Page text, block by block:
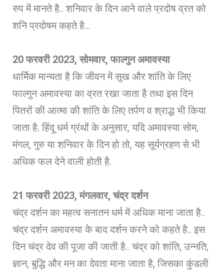
रुप में मानते है.. शनिवार के दिन आने वाले प्रदोष व्रत को
शनि प्रदोषम कहते है…
20 फरवरी 2023, सोमवार, फाल्गुन अमावस्या
धार्मिक मान्यता है कि जीवन में सुख और शांति के लिए
फाल्गुन अमावस्या का व्रत रखा जाता है तथा इस दिन
पितरों की आत्मा की शांति के लिए तर्पण व श्राद्ध भी किया
जाता है. हिंदू धर्म ग्रंथों के अनुसार, यदि अमावस्या सोम,
मंगल, गुरु या शनिवार के दिन हो तो, यह सूर्यग्रहण से भी
अधिक फल देने वाली होती है.
21 फरवरी 2023, मंगलवार, चंद्र दर्शन
चंद्र दर्शन का महत्व सनातन धर्म में अधिक माना जाता है..
चंद्र दर्शन अमावस्या के बाद दर्शन करने को कहते है.. इस
दिन चंद्र देव की पूजा की जाती है.. चंद्र को शांति, उन्नति,
ज्ञान, बुद्धि और मन का देवता माना जाता है, जिसका कुंडली